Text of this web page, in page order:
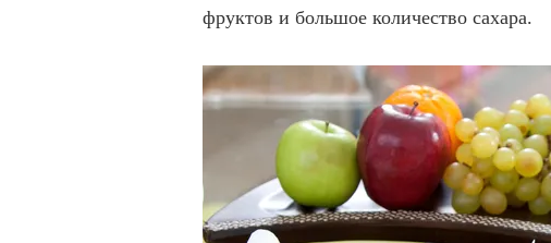
фруктов и большое количество сахара.